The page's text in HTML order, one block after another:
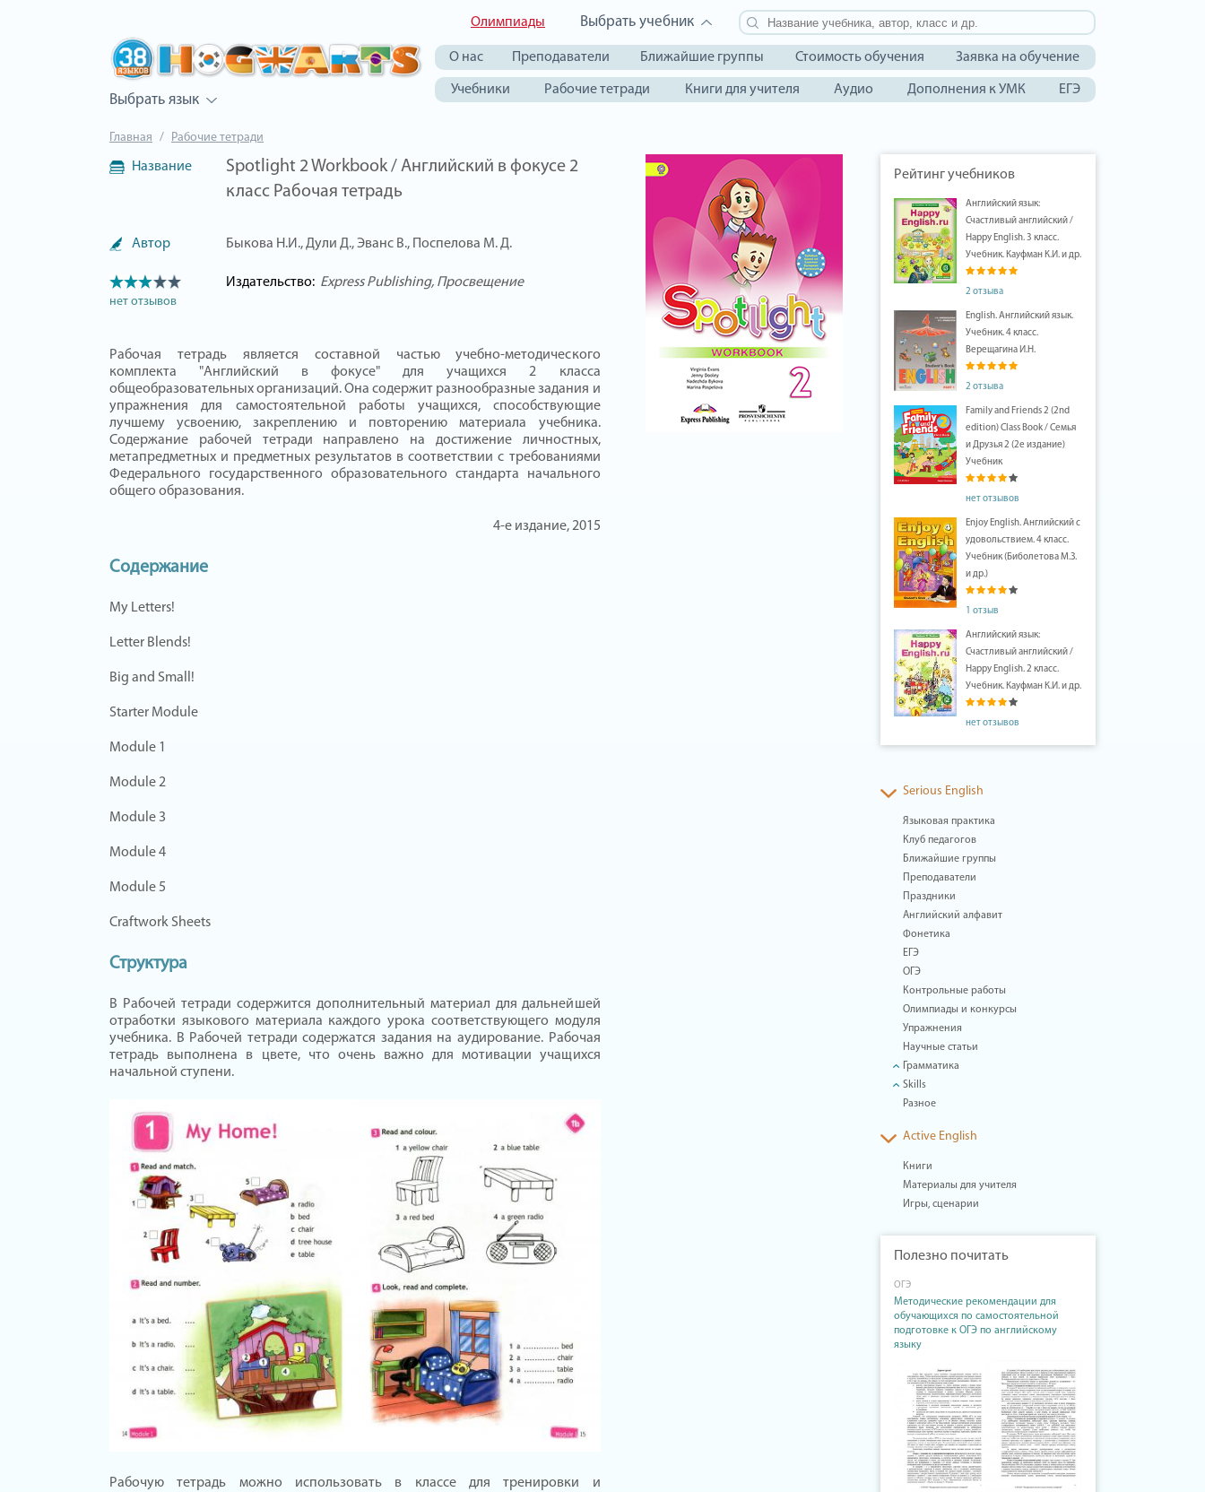
Выбрать язык
Олимпиады Выбрать учебник
О нас Преподаватели Ближайшие группы Стоимость обучения Заявка на обучение
Учебники Рабочие тетради Книги для учителя Аудио Дополнения к УМК ЕГЭ
Главная Рабочие тетради
Название
Spotlight 2 Workbook / Английский в фокусе 2
класс Рабочая тетрадь
Автор Быкова Н.И., Дули Д., Эванс В., Поспелова М. Д.
нет отзывов
Издательство: Express Publishing Просвещение
Рабочая тетрадь является составной частью учебно-методического
комплекта "Английский в фокусе" для учащихся 2 класса
общеобразовательных организаций. Она содержит разнообразные задания и
упражнения для самостоятельной работы учащихся, способствующие
лучшему усвоению, закреплению и повторению материала учебника.
Содержание рабочей тетради направлено на достижение личностных,
метапредметных и предметных результатов в соответствии с требованиями
Федерального государственного образовательного стандарта начального
общего образования.
4-е издание, 2015
Содержание
My Letters!
Letter Blends!
Big and Small!
Starter Module
Module 1
Module 2
Module 3
Module 4
Module 5
Craftwork Sheets
Структура
В Рабочей тетради содержится дополнительный материал для дальнейшей
отработки языкового материала каждого урока соответствующего модуля
учебника. В Рабочей тетради содержатся задания на аудирование. Рабочая
тетрадь выполнена в цвете, что очень важно для мотивации учащихся
начальной ступени.
Рабочую тетрадь можно использовать в классе для тренировки и
Рейтинг учебников
Английский язык:
Счастливый английский /
Happy English. 3 класс.
Учебник. Кауфман К.И. и др.
2 отзыва
English. Английский язык.
Учебник. 4 класс.
Верещагина И.Н.
2 отзыва
Family and Friends 2 (2nd
edition) Class Book / Семья
и Друзья 2 (2е издание)
Учебник
нет отзывов
Enjoy English. Английский с
удовольствием. 4 класс.
Учебник (Биболетова М.З.
и др.)
1 отзыв
Английский язык:
Счастливый английский /
Happy English. 2 класс.
Учебник. Кауфман К.И. и др.
нет отзывов
Serious English
Языковая практика
Клуб педагогов
Ближайшие группы
Преподаватели
Праздники
Английский алфавит
Фонетика
ЕГЭ
ОГЭ
Контрольные работы
Олимпиады и конкурсы
Упражнения
Научные статьи
Грамматика
Skills
Разное
Active English
Книги
Материалы для учителя
Игры, сценарии
Полезно почитать
ОГЭ
Методические рекомендации для
обучающихся по самостоятельной
подготовке к ОГЭ по английскому
языку